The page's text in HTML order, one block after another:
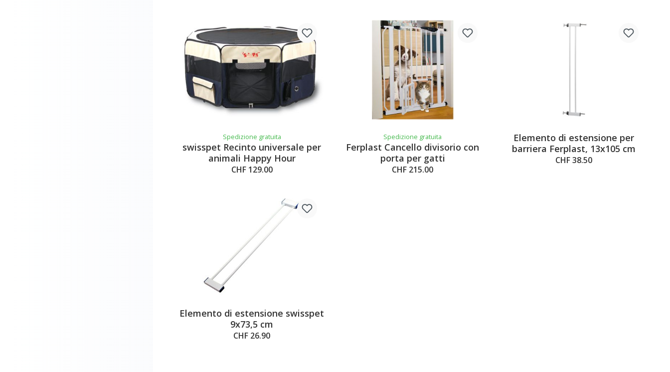
Spedizione gratuita
swisspet Recinto universale per
animali Happy Hour
CHF 129.00
Spedizione gratuita
Ferplast Cancello divisorio con
porta per gatti
CHF 215.00
Elemento di estensione per
barriera Ferplast, 13x105 cm
CHF 38.50
Elemento di estensione swisspet
9x73,5 cm
CHF 26.90